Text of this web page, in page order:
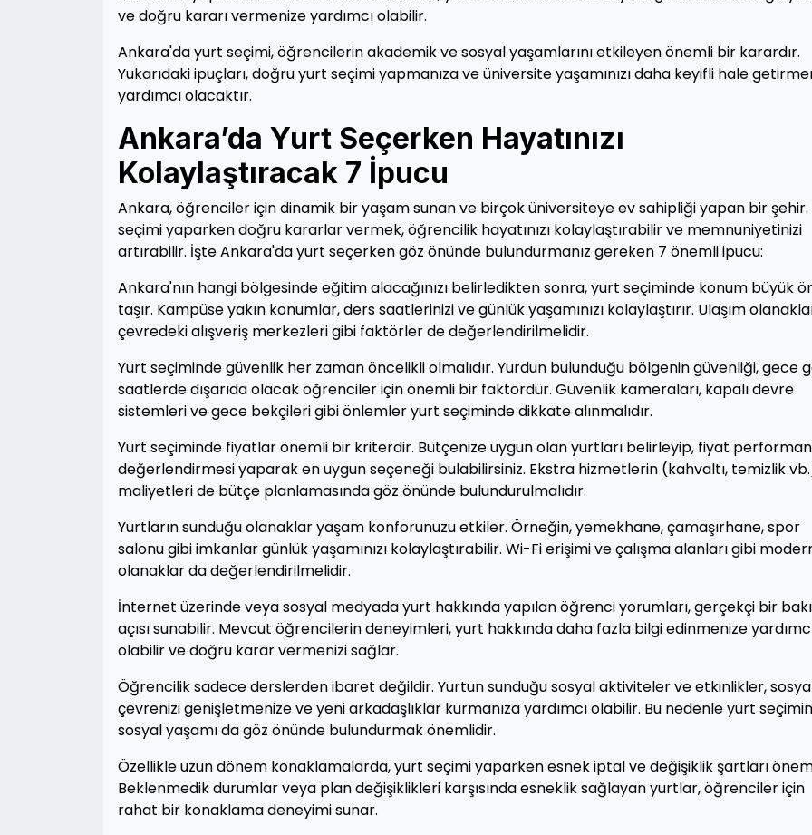
ve doğru kararı vermenize yardımcı olabilir.
Ankara'da yurt seçimi, öğrencilerin akademik ve sosyal yaşamlarını etkileyen önemli bir karardır.
Yukarıdaki ipuçları, doğru yurt seçimi yapmanıza ve üniversite yaşamınızı daha keyifli hale
yardımcı olacaktır.
Ankara’da Yurt Seçerken Hayatınızı
Kolaylaştıracak 7 İpucu
Ankara, öğrenciler için dinamik bir yaşam sunan ve birçok üniversiteye ev sahipliği yapan bir şehir.
seçimi yaparken doğru kararlar vermek, öğrencilik hayatınızı kolaylaştırabilir ve memnuniyetinizi
artırabilir. İşte Ankara'da yurt seçerken göz önünde bulundurmanız gereken 7 önemli ipucu:
Ankara'nın hangi bölgesinde eğitim alacağınızı belirledikten sonra, yurt seçiminde konum büyük
taşır. Kampüse yakın konumlar, ders saatlerinizi ve günlük yaşamınızı kolaylaştırır. Ulaşım
çevredeki alışveriş merkezleri gibi faktörler de değerlendirilmelidir.
Yurt seçiminde güvenlik her zaman öncelikli olmalıdır. Yurdun bulunduğu bölgenin güvenliği, gece
saatlerde dışarıda olacak öğrenciler için önemli bir faktördür. Güvenlik kameraları, kapalı devre
sistemleri ve gece bekçileri gibi önlemler yurt seçiminde dikkate alınmalıdır.
Yurt seçiminde fiyatlar önemli bir kriterdir. Bütçenize uygun olan yurtları belirleyip, fiyat
değerlendirmesi yaparak en uygun seçeneği bulabilirsiniz. Ekstra hizmetlerin (kahvaltı, temizlik
maliyetleri de bütçe planlamasında göz önünde bulundurulmalıdır.
Yurtların sunduğu olanaklar yaşam konforunuzu etkiler. Örneğin, yemekhane, çamaşırhane, spor
salonu gibi imkanlar günlük yaşamınızı kolaylaştırabilir. Wi-Fi erişimi ve çalışma alanları gibi
olanaklar da değerlendirilmelidir.
İnternet üzerinde veya sosyal medyada yurt hakkında yapılan öğrenci yorumları, gerçekçi bir
açısı sunabilir. Mevcut öğrencilerin deneyimleri, yurt hakkında daha fazla bilgi edinmenize
olabilir ve doğru karar vermenizi sağlar.
Öğrencilik sadece derslerden ibaret değildir. Yurtun sunduğu sosyal aktiviteler ve etkinlikler,
çevrenizi genişletmenize ve yeni arkadaşlıklar kurmanıza yardımcı olabilir. Bu nedenle yurt
sosyal yaşamı da göz önünde bulundurmak önemlidir.
Özellikle uzun dönem konaklamalarda, yurt seçimi yaparken esnek iptal ve değişiklik şartları
Beklenmedik durumlar veya plan değişiklikleri karşısında esneklik sağlayan yurtlar, öğrenciler için
rahat bir konaklama deneyimi sunar.